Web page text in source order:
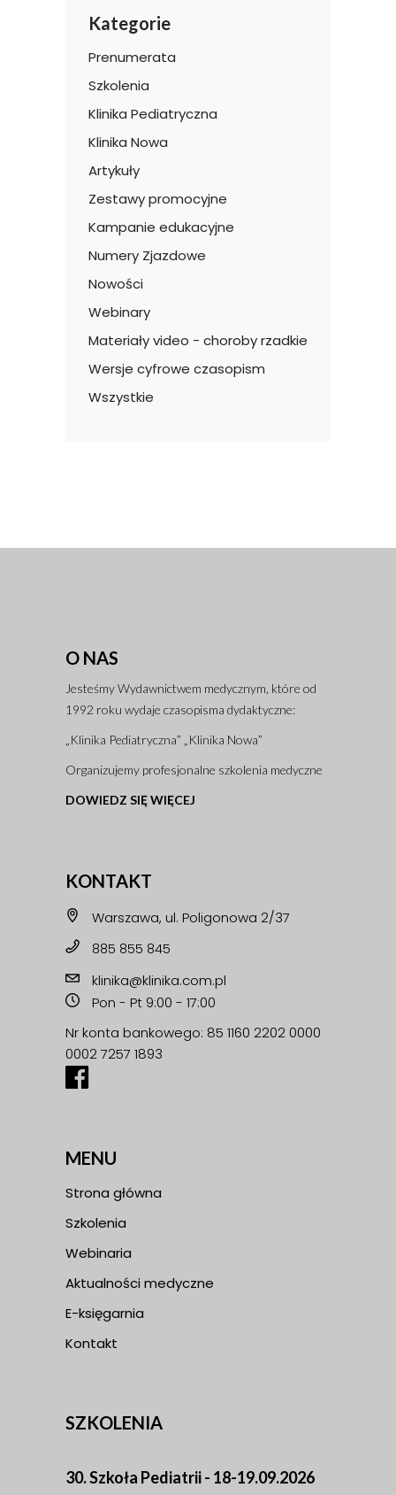
Kategorie
Prenumerata
Szkolenia
Klinika Pediatryczna
Klinika Nowa
Artykuły
Zestawy promocyjne
Kampanie edukacyjne
Numery Zjazdowe
Nowości
Webinary
Materiały video - choroby rzadkie
Wersje cyfrowe czasopism
Wszystkie
O NAS
Jesteśmy Wydawnictwem medycznym, które od
1992 roku wydaje czasopisma dydaktyczne:
„Klinika Pediatryczna” „Klinika Nowa”
Organizujemy profesjonalne szkolenia medyczne
DOWIEDZ SIĘ WIĘCEJ
KONTAKT
Warszawa, ul. Poligonowa 2/37
885 855 845
klinika@klinika.com.pl
Pon - Pt 9:00 - 17:00
Nr konta bankowego: 85 1160 2202 0000
0002 7257 1893
MENU
Strona główna
Szkolenia
Webinaria
Aktualności medyczne
E-księgarnia
Kontakt
SZKOLENIA
30. Szkoła Pediatrii - 18-19.09.2026